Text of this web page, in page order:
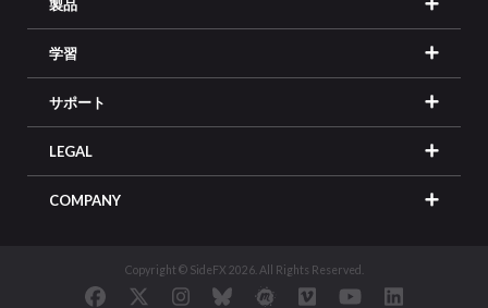
製品
学習
サポート
LEGAL
COMPANY
Copyright © SideFX 2026. All Rights Reserved.